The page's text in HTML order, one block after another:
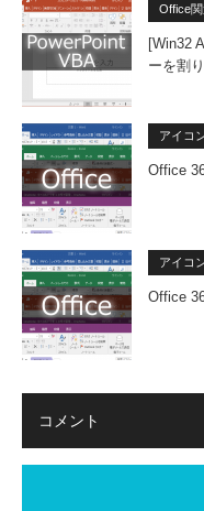
Office関
[Win32
ーを割
アイコ
Office
アイコ
Office
コメント